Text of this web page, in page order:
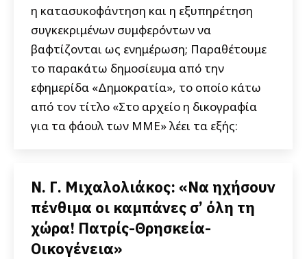
η κατασυκοφάντηση και η εξυπηρέτηση
συγκεκριμένων συμφερόντων να
βαφτίζονται ως ενημέρωση; Παραθέτουμε
το παρακάτω δημοσίευμα από την
εφημερίδα «Δημοκρατία», το οποίο κάτω
από τον τίτλο «Στο αρχείο η δικογραφία
για τα φάουλ των ΜΜΕ» λέει τα εξής:
Ν. Γ. Μιχαλολιάκος: «Να ηχήσουν
πένθιμα οι καμπάνες σ’ όλη τη
χώρα! Πατρίς-Θρησκεία-
Οικογένεια»